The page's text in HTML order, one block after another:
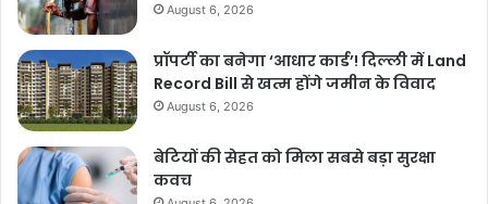
August 6, 2026
प्रॉपर्टी का बनेगा ‘आधार कार्ड’! दिल्ली में Land
Record Bill से खत्म होंगे जमीन के विवाद
August 6, 2026
बेटियों की सेहत को मिला सबसे बड़ा सुरक्षा
कवच